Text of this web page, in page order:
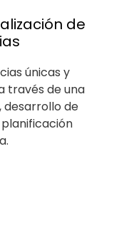
de
únicas y
través de una
desarrollo de